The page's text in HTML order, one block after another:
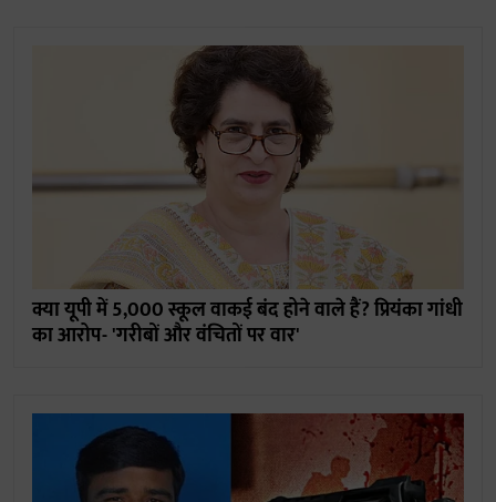
क्या यूपी में 5,000 स्कूल वाकई बंद होने वाले हैं? प्रियंका गांधी
का आरोप- 'गरीबों और वंचितों पर वार'